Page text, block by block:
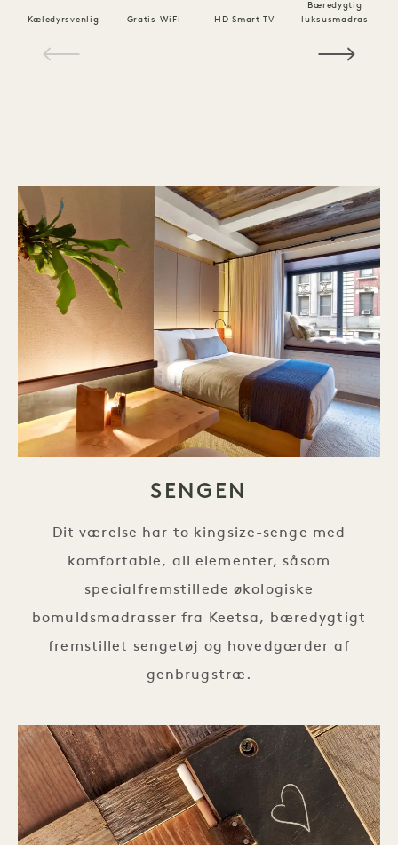
Kæledyrsvenlig Gratis WiFi HD Smart TV
Bæredygtig
luksusmadras
SENGEN
Dit værelse har to kingsize-senge med
komfortable, all elementer, såsom
specialfremstillede økologiske
bomuldsmadrasser fra Keetsa, bæredygtigt
fremstillet sengetøj og hovedgærder af
genbrugstræ.